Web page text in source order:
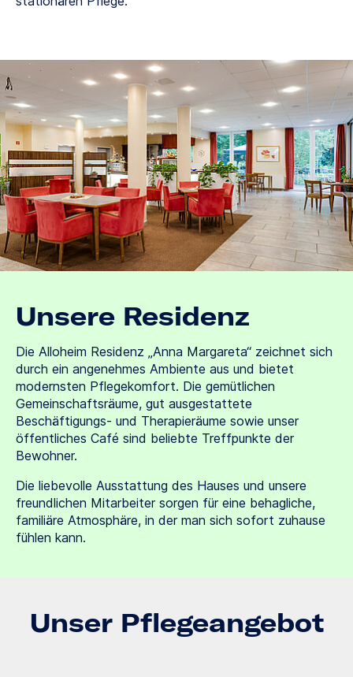
Unsere Residenz
Die Alloheim Residenz „Anna Margareta“ zeichnet sich
durch ein angenehmes Ambiente aus und bietet
modernsten Pflegekomfort. Die gemütlichen
Gemeinschaftsräume, gut ausgestattete
Beschäftigungs- und Therapieräume sowie unser
öffentliches Café sind beliebte Treffpunkte der
Bewohner.
Die liebevolle Ausstattung des Hauses und unsere
freundlichen Mitarbeiter sorgen für eine behagliche,
familiäre Atmosphäre, in der man sich sofort zuhause
fühlen kann.
Unser Pflegeangebot